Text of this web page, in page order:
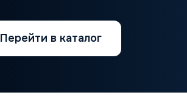
Перейти в каталог